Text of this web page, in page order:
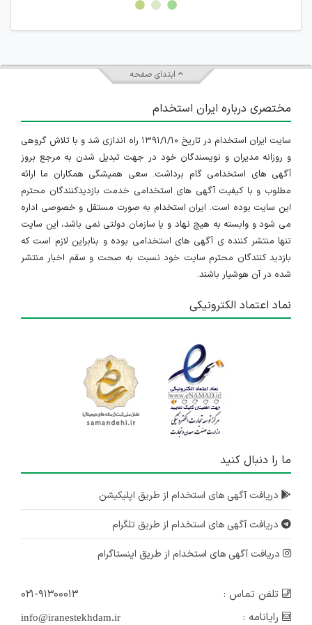
ابتدای صفحه
مختصری درباره ایران استخدام
سایت ایران استخدام در تاریخ ۱۳۹۱/۱/۱۰ راه اندازی شد و با تلاش گروهی
و روزانه مدیران و نویسندگان خود در جهت تبدیل شدن به مرجع بروز
آگهی های استخدامی گام برداشت. سعی همیشگی همکاران ما ارائه
مطلوب و با کیفیت آگهی های استخدامی خدمت بازدیدکنندگان محترم
این سایت بوده است. ایران استخدام به صورت مستقل و خصوصی اداره
می شود و وابسته به هیچ نهاد و یا سازمان دولتی نمی باشد، این سایت
تنها منتشر کننده ی آگهی های استخدامی بوده و بنابراین لازم است که
بازدید کنندگان محترم سایت خود نسبت به صحت و سقم اخبار منتشر
شده در آن هوشیار باشند.
نماد اعتماد الکترونیکی
ما را دنبال کنید
دریافت آگهی های استخدام از طریق اپلیکیشن
دریافت آگهی های استخدام از طریق تلگرام
دریافت آگهی های استخدام از طریق اینستاگرام
تلفن تماس :
۰۲۱-۹۱۳۰۰۰۱۳
رایانامه :
info@iranestekhdam.ir